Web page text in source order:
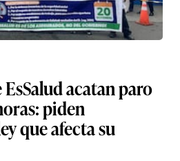
acatan paro
piden
que afecta su